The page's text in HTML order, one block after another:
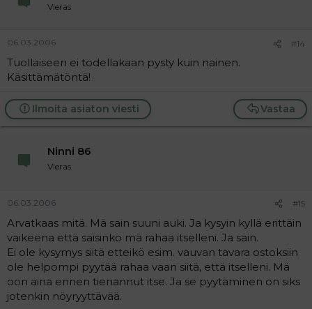
Vieras
06.03.2006 #14
Tuollaiseen ei todellakaan pysty kuin nainen.
Käsittämätöntä!
Vastaa
Ilmoita asiaton viesti
Ninni 86
Vieras
06.03.2006 #15
Arvatkaas mitä. Mä sain suuni auki. Ja kysyin kyllä erittäin
vaikeena että saisinko mä rahaa itselleni. Ja sain.
Ei ole kysymys siitä etteikö esim. vauvan tavara ostoksiin
ole helpompi pyytää rahaa vaan siitä, että itselleni. Mä
oon aina ennen tienannut itse. Ja se pyytäminen on siks
jotenkin nöyryyttävää.